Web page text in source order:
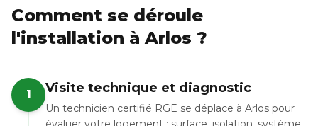
Comment se déroule
l'installation à Arlos ?
1 Visite technique et diagnostic
Un technicien certifié RGE se déplace à Arlos pour